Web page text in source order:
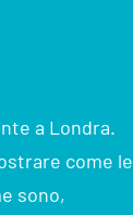
a Londra.
come le
sono,